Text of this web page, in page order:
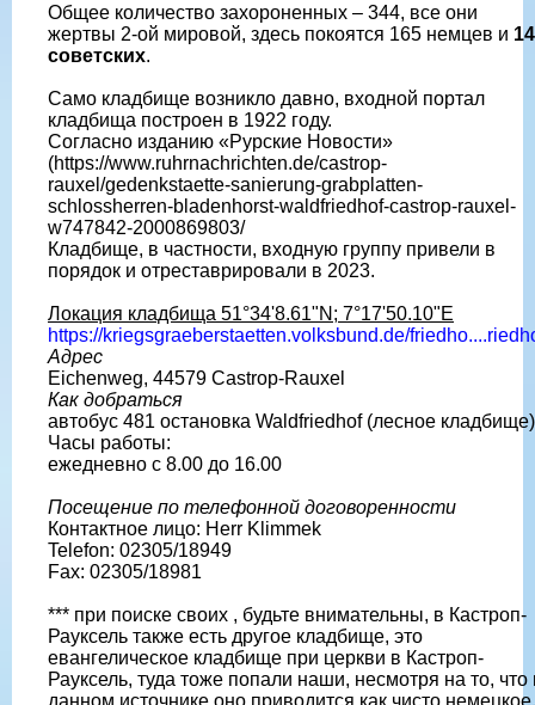
Общее количество захороненных – 344, все они
жертвы 2-ой мировой, здесь покоятся 165 немцев и
советских.
Само кладбище возникло давно, входной портал
кладбища построен в 1922 году.
Согласно изданию «Рурские Новости»
(https://www.ruhrnachrichten.de/castrop-
rauxel/gedenkstaette-sanierung-grabplatten-
schlossherren-bladenhorst-waldfriedhof-castrop-rauxel-
w747842-2000869803/
Кладбище, в частности, входную группу привели в
порядок и отреставрировали в 2023.
Локация кладбища 51°34'8.61"N; 7°17'50.10"E
https://kriegsgraeberstaetten.volksbund.de/
Адрес
Eichenweg, 44579 Castrop-Rauxel
Как добраться
автобус 481 остановка Waldfriedhof (лесное кладбище)
Часы работы:
ежедневно с 8.00 до 16.00
Посещение по телефонной договоренности
Контактное лицо: Herr Klimmek
Telefon: 02305/18949
Fax: 02305/18981
*** при поиске своих , будьте внимательны, в Кастроп-
Рауксель также есть другое кладбище, это
евангелическое кладбище при церкви в Кастроп-
Рауксель, туда тоже попали наши, несмотря на то, что
данном источнике оно приводится как чисто немецкое.